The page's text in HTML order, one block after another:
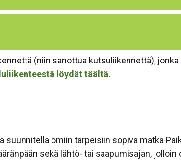
(niin sanottua kutsuliikennettä), jonka
löydät täältä.
suunnitella omiin tarpeisiin sopiva matka
sekä lähtö- tai saapumisajan,